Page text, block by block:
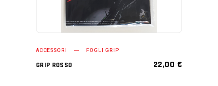
ACCESSORI FOGLI GRIP
GRIP ROSSO 22,00 €